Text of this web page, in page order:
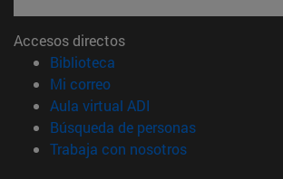
Accesos directos
Biblioteca
Mi correo(abre en nueva ventana)
Aula virtual ADI
Búsqueda de personas(abre en
Trabaja con nosotros(abre en nueva